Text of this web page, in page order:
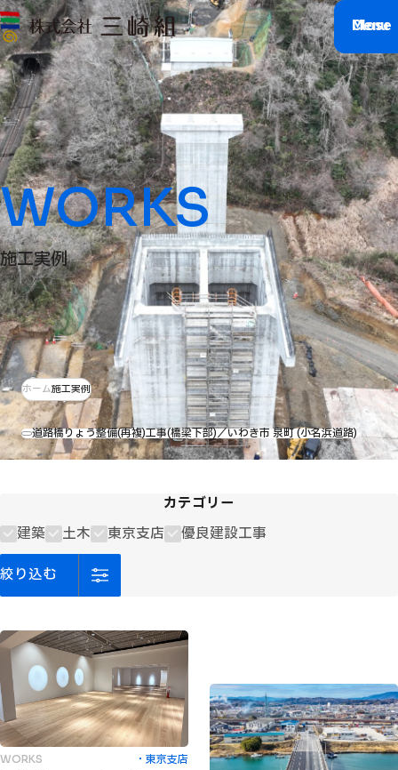
Menu
Close
WORKS
施工実例
道路橋りょう整備(再複)工事(橋梁下部)／いわき市 泉町 (小名浜道路)
ホーム施工実例
カテゴリー
建築
土木 東京支店 優良建設工事
絞り込む
WORKS 東京支店